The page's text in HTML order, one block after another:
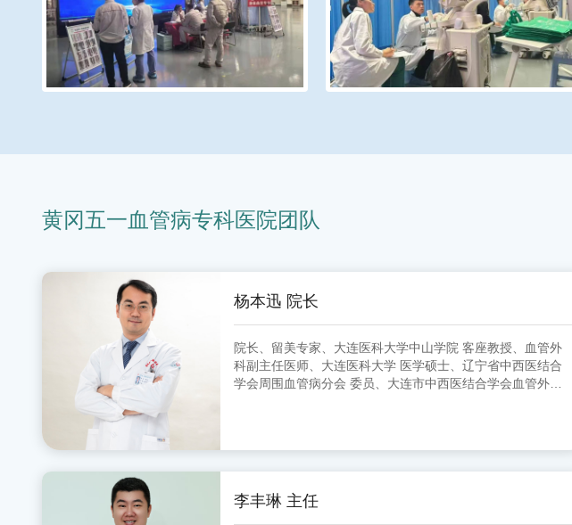
黄冈五一血管病专科医院团队
杨本迅 院长
院长、留美专家、大连医科大学中山学院 客座教授、血管外
科副主任医师、大连医科大学 医学硕士、辽宁省中西医结合
学会周围血管病分会 委员、大连市中西医结合学会血管外科
李丰琳 主任